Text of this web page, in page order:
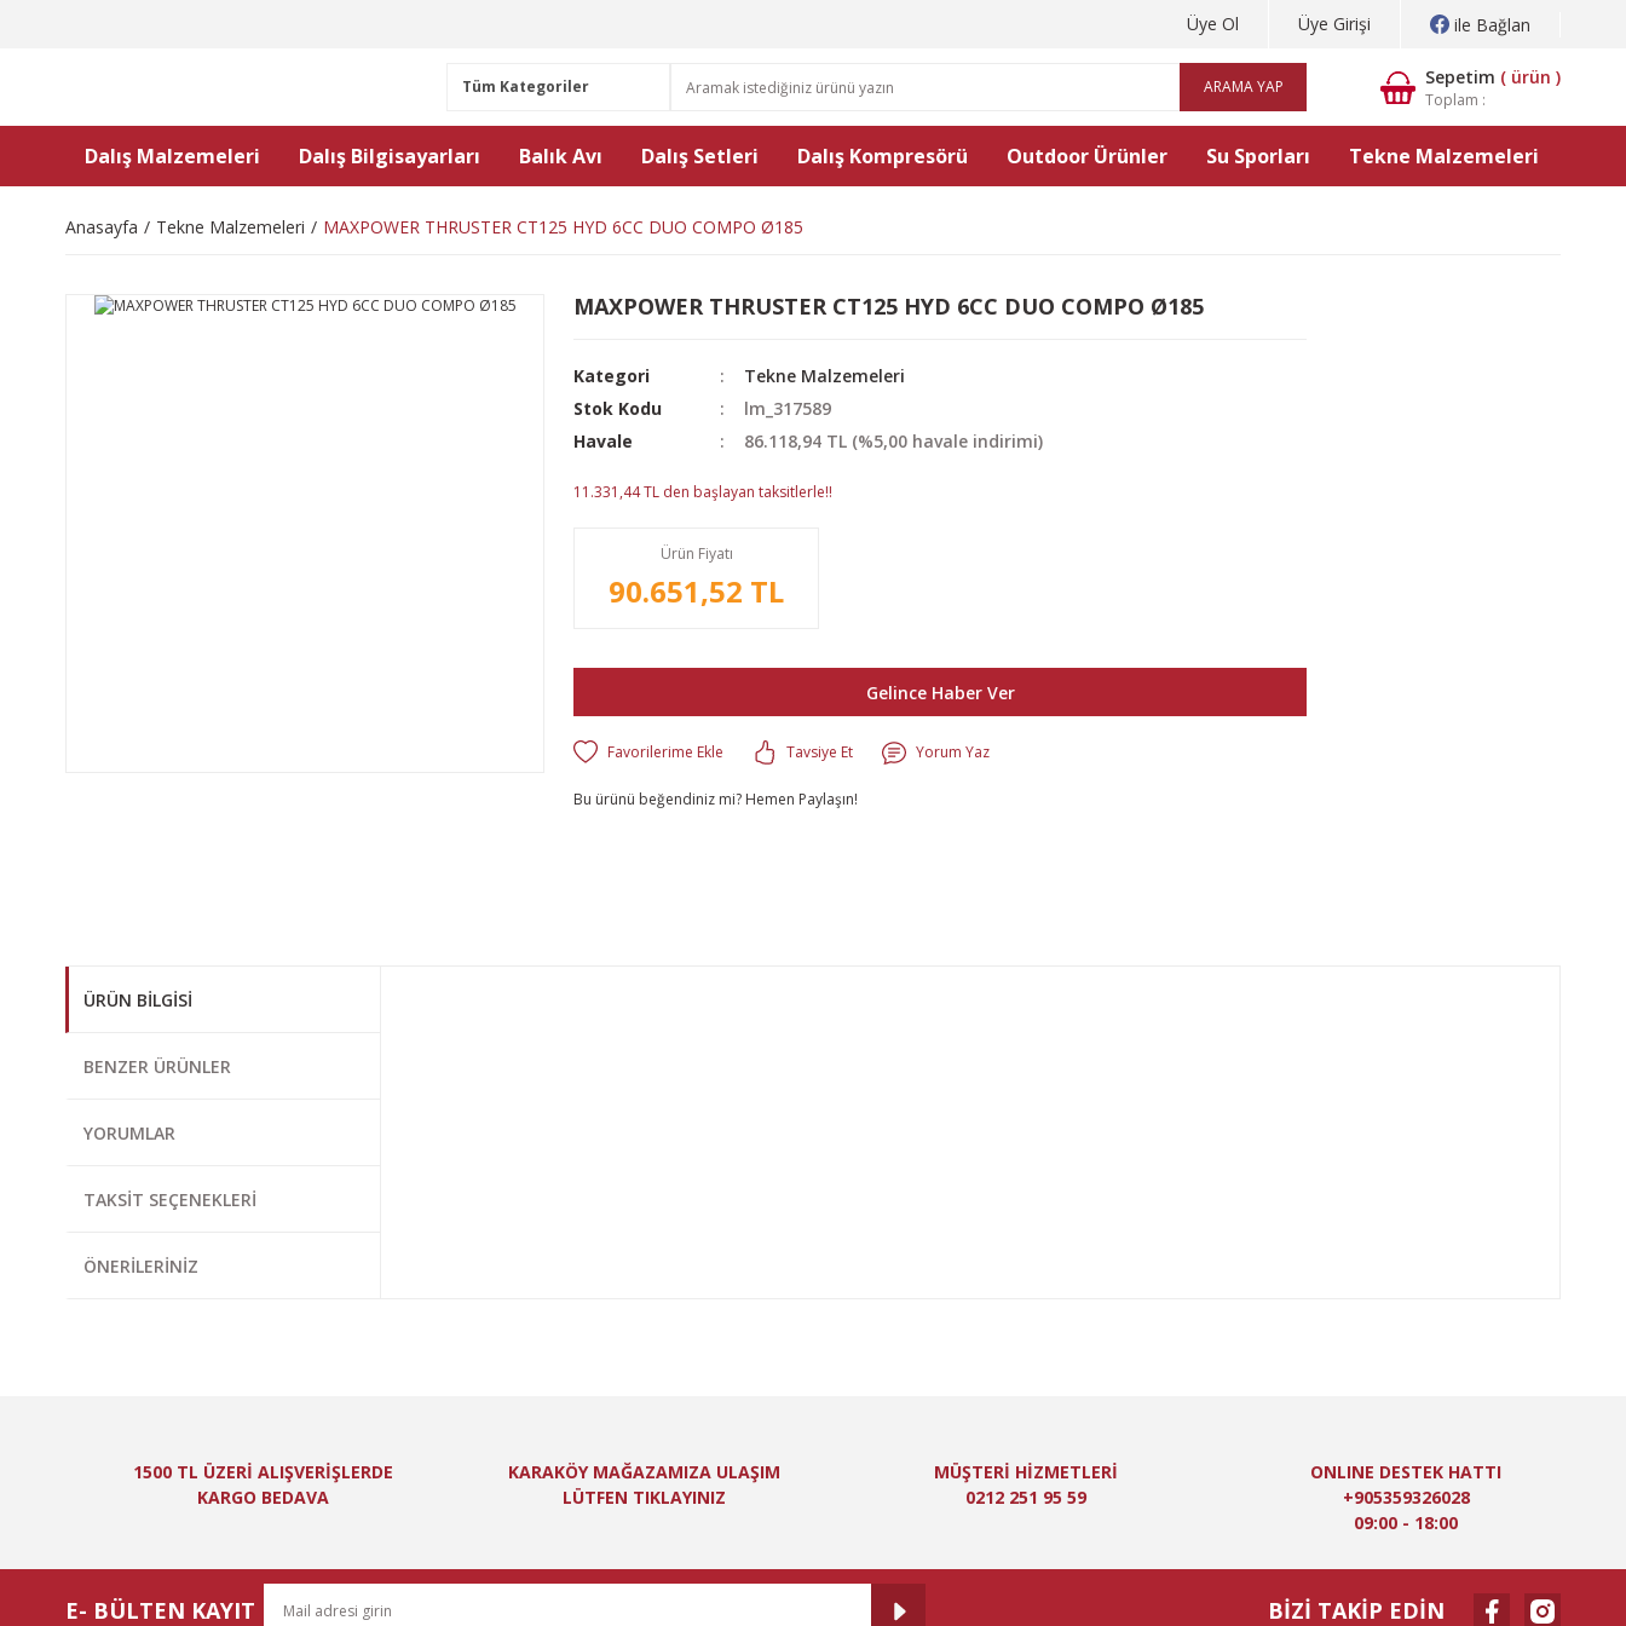
Üye Ol Üye Girişi ile Bağlan
ARAMA YAP Sepetim ( ürün )
Toplam :
Dalış Malzemeleri Dalış Bilgisayarları Balık Avı Dalış Setleri Dalış Kompresörü Outdoor Ürünler Su Sporları Tekne Malzemeleri
Anasayfa Tekne Malzemeleri MAXPOWER THRUSTER CT125 HYD 6CC DUO COMPO Ø185
MAXPOWER THRUSTER CT125 HYD 6CC DUO COMPO Ø185
Kategori
Tekne Malzemeleri
Stok Kodu
lm_317589
Havale
86.118,94 TL (%5,00 havale indirimi)
11.331,44 TL den başlayan taksitlerle!!
Ürün Fiyatı
90.651,52 TL
Gelince Haber Ver
Tavsiye Et Yorum Yaz
Bu ürünü beğendiniz mi? Hemen Paylaşın!
ÜRÜN BILGISI
BENZER ÜRÜNLER
YORUMLAR
TAKSIT SEÇENEKLERI
ÖNERILERINIZ
1500 TL ÜZERİ ALIŞVERİŞLERDE
KARGO BEDAVA
KARAKÖY MAĞAZAMIZA ULAŞIM
LÜTFEN TIKLAYINIZ
MÜŞTERİ HİZMETLERİ
0212 251 95 59
ONLINE DESTEK HATTI
+905359326028
09:00 - 18:00
E- BÜLTEN KAYIT BİZİ TAKİP EDİN